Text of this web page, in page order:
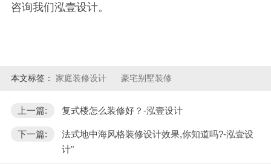
咨询我们泓壹设计。
本文标签： 家庭装修设计 豪宅别墅装修
上一篇: 复式楼怎么装修好？-泓壹设计
下一篇:
法式地中海风格装修设计效果,你知道吗?-泓壹设
计"